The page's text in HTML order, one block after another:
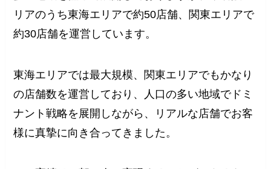
リアのうち東海エリアで約50店舗、関東エリアで
約30店舗を運営しています。
東海エリアでは最大規模、関東エリアでもかなり
の店舗数を運営しており、人口の多い地域でドミ
ナント戦略を展開しながら、リアルな店舗でお客
様に真摯に向き合ってきました。